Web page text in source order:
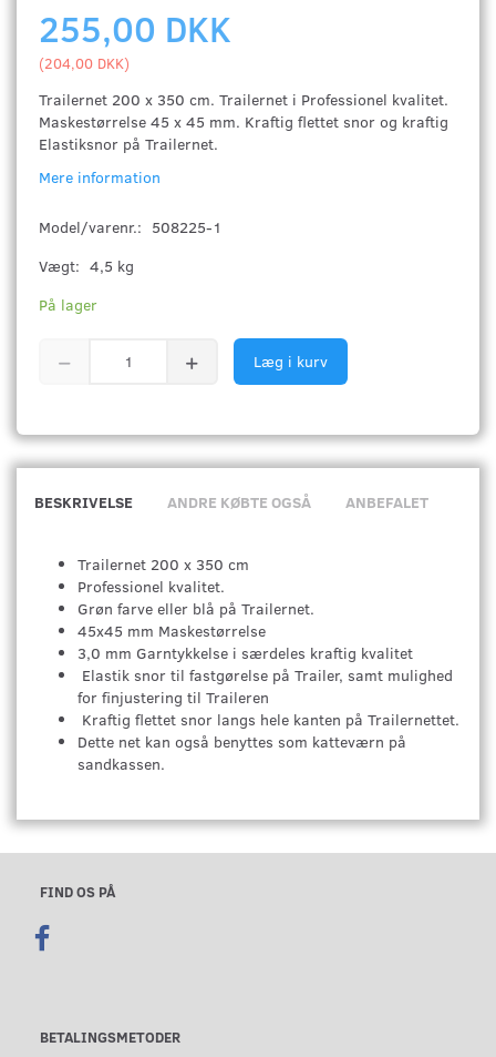
255,00 DKK
(204,00 DKK)
Trailernet 200 x 350 cm. Trailernet i Professionel kvalitet.
Maskestørrelse 45 x 45 mm. Kraftig flettet snor og kraftig
Elastiksnor på Trailernet.
Mere information
Model/varenr.: 508225-1
Vægt: 4,5 kg
På lager
Læg i kurv
BESKRIVELSE ANDRE KØBTE OGSÅ ANBEFALET
Trailernet 200 x 350 cm
Professionel kvalitet.
Grøn farve eller blå på Trailernet.
45x45 mm Maskestørrelse
3,0 mm Garntykkelse i særdeles kraftig kvalitet
Elastik snor til fastgørelse på Trailer, samt mulighed
for finjustering til Traileren
Kraftig flettet snor langs hele kanten på Trailernettet.
Dette net kan også benyttes som katteværn på
sandkassen.
FIND OS PÅ
BETALINGSMETODER